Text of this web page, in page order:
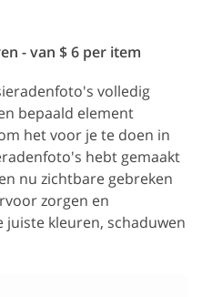
- van $ 6 per item
volledig
bepaald element
het voor je te doen in
hebt gemaakt
nu zichtbare gebreken
zorgen en
kleuren, schaduwen